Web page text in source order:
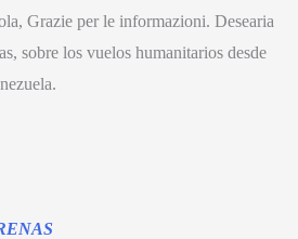
Grazie per le informazioni. Desearia
, sobre los vuelos humanitarios desde
.